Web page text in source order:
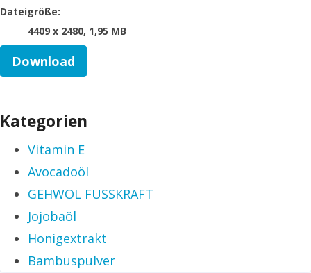
Dateigröße:
4409 x 2480, 1,95 MB
Download
Kategorien
Vitamin E
Avocadoöl
GEHWOL FUSSKRAFT
Jojobaöl
Honigextrakt
Bambuspulver